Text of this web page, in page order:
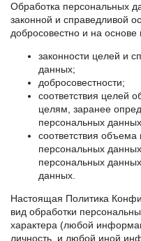
Обработка персональных
законной и справедливой
добросовестно и на основе
законности целей и
данных;
добросовестности;
соответствия целей
целям, заранее
персональных
соответствия
персональных
персональных
данных.
Настоящая Политика
вид обработки
характера (любой
личность, и любой иной